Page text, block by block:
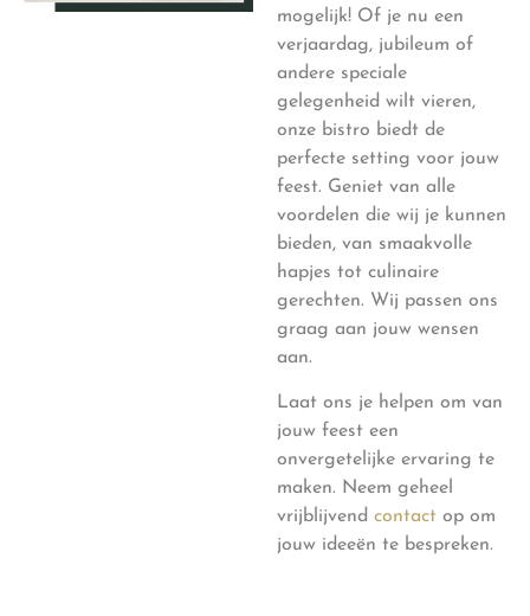
mogelijk! Of je nu een
verjaardag, jubileum of
andere speciale
gelegenheid wilt vieren,
onze bistro biedt de
perfecte setting voor jouw
feest. Geniet van alle
voordelen die wij je kunnen
bieden, van smaakvolle
hapjes tot culinaire
gerechten. Wij passen ons
graag aan jouw wensen
aan.
Laat ons je helpen om van
jouw feest een
onvergetelijke ervaring te
maken. Neem geheel
vrijblijvend contact op om
jouw ideeën te bespreken.